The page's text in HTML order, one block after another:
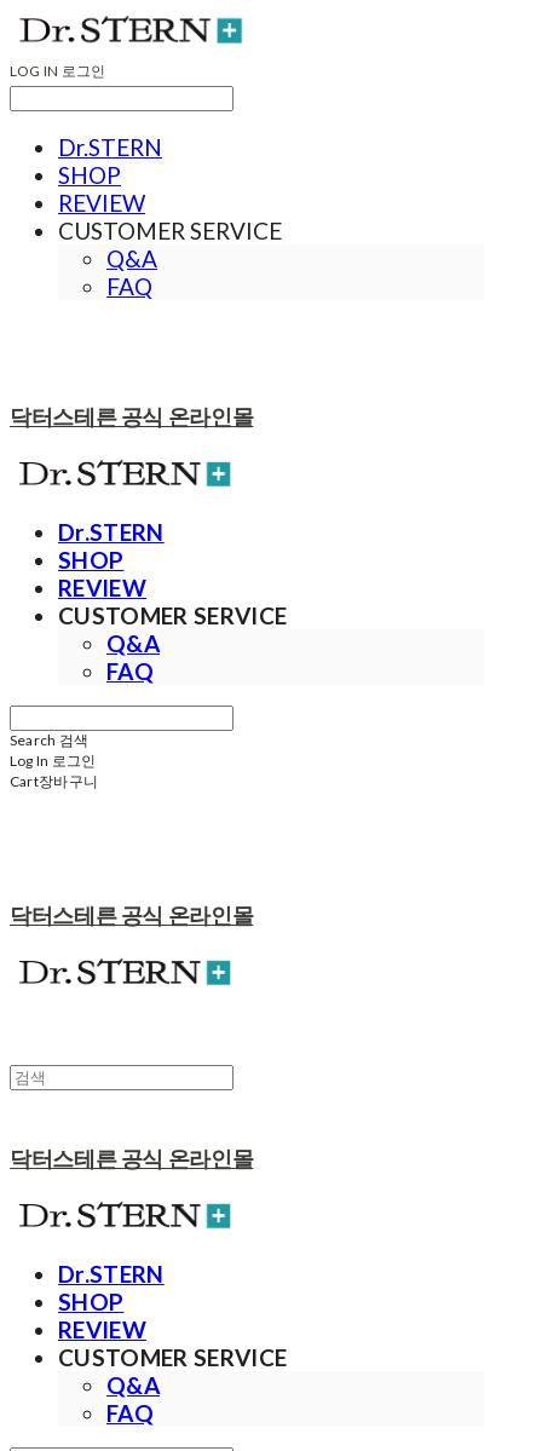
LOG IN 로그인
Dr.STERN
SHOP
REVIEW
CUSTOMER SERVICE
Q&A
FAQ
닥터스테른 공식 온라인몰
Dr.STERN
SHOP
REVIEW
CUSTOMER SERVICE
Q&A
FAQ
Search 검색
Log In 로그인
Cart장바구니
닥터스테른 공식 온라인몰
닥터스테른 공식 온라인몰
Dr.STERN
SHOP
REVIEW
CUSTOMER SERVICE
Q&A
FAQ